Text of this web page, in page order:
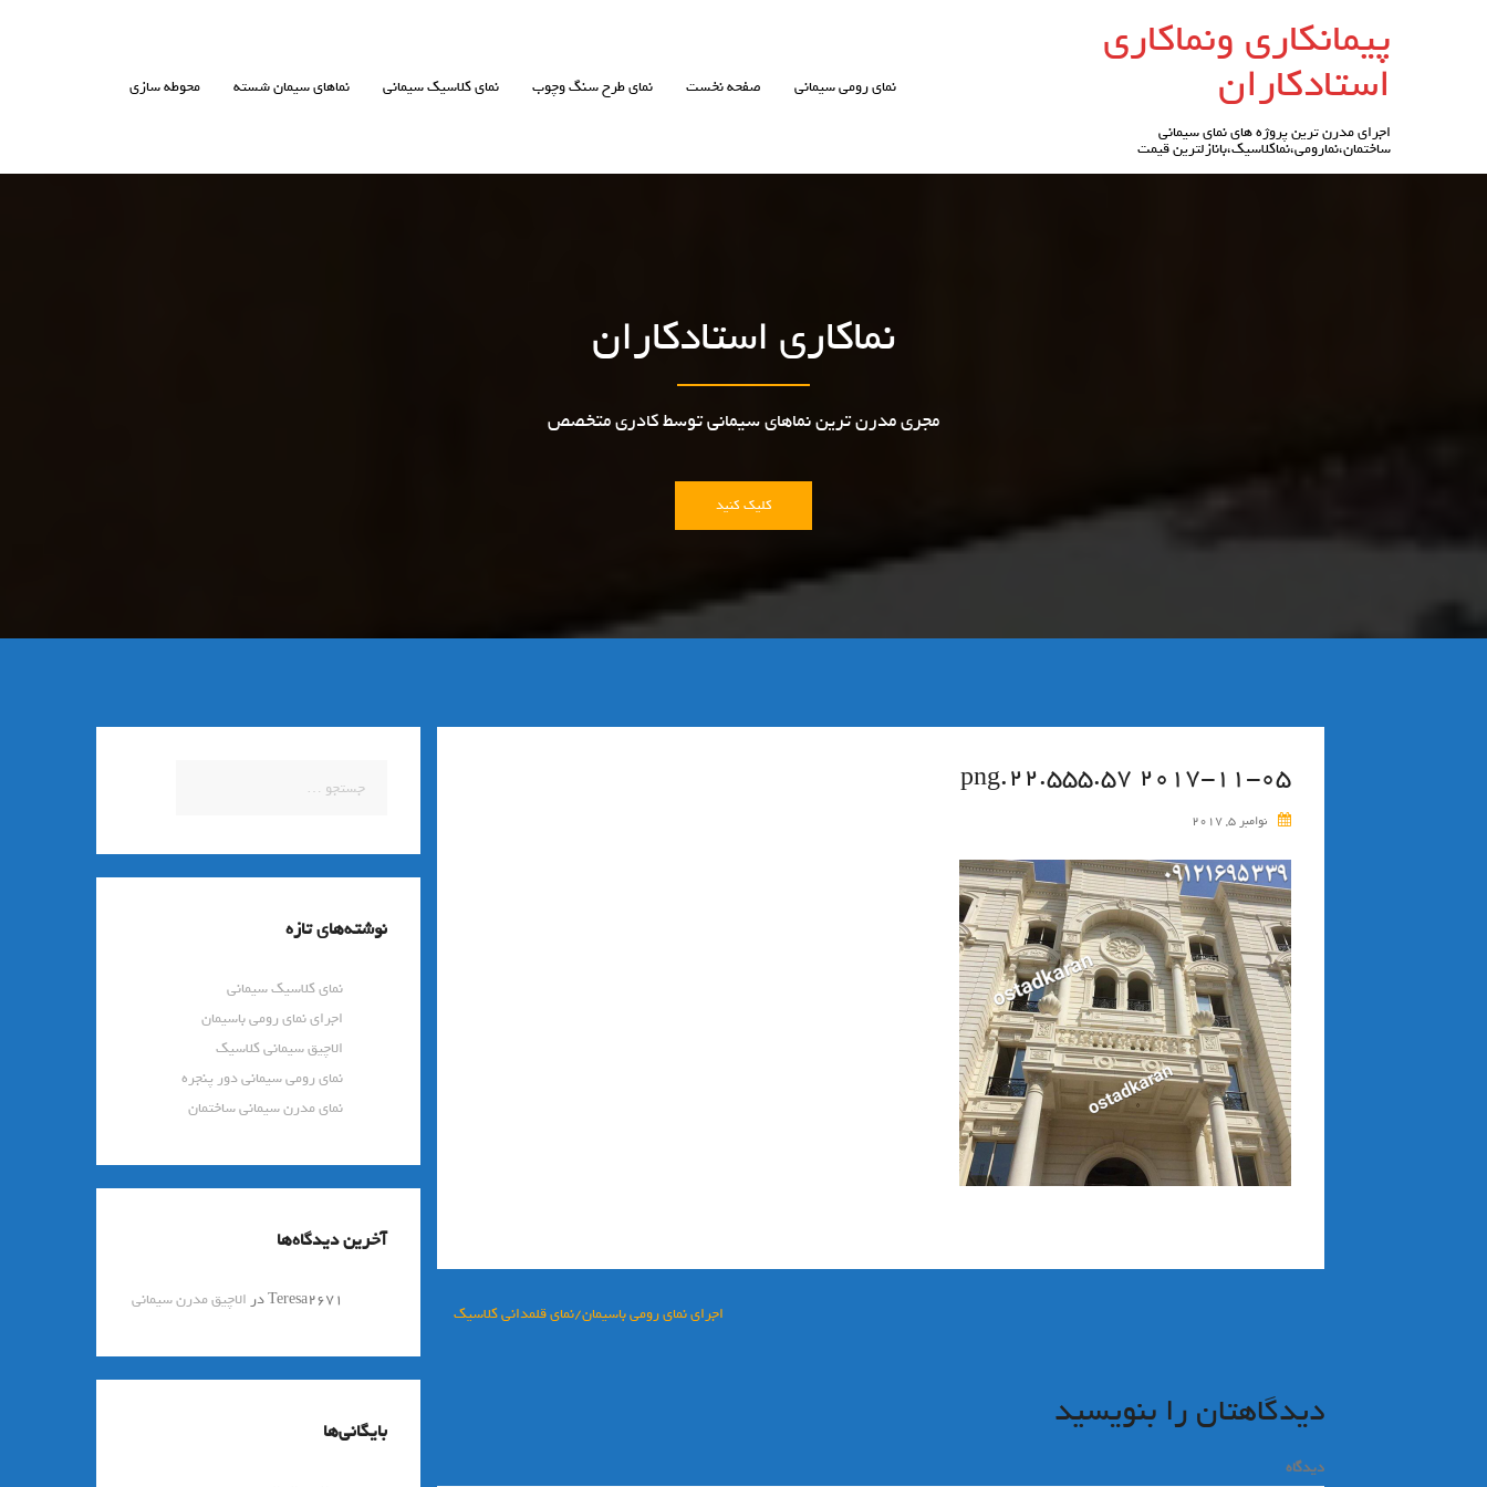
پیمانکاری ونماکاری
استادکاران
اجرای مدرن ترین پروژه های نمای سیمانی
ساختمان،نمارومی،نماکلاسیک،بانازلترین قیمت
نمای رومی سیمانی صفحه نخست نمای طرح سنگ وچوب نمای کلاسیک سیمانی نماهای سیمان شسته محوطه سازی
نماکاری استادکاران
مجری مدرن ترین نماهای سیمانی توسط کادری متخصص
کلیک کنید
۲۰۱۷-۱۱-۰۵ ۲۲.۵۵۵.۵۷.png
نوامبر 5, 2017
اجرای نمای رومی باسیمان/نمای قلمدانی کلاسیک
دیدگاهتان را بنویسید
دیدگاه
برای:
نوشته‌های تازه
نمای کلاسیک سیمانی
اجرای نمای رومی باسیمان
الاچیق سیمانی کلاسیک
نمای رومی سیمانی دور پنجره
نمای مدرن سیمانی ساختمان
آخرین دیدگاه‌ها
Teresa2671در الاچیق مدرن سیمانی
بایگانی‌ها